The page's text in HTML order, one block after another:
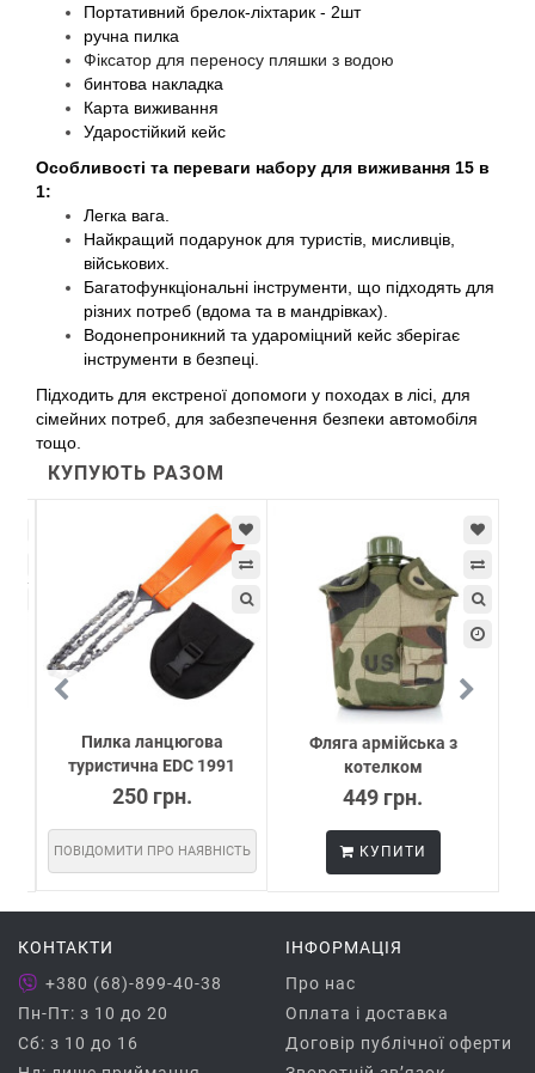
Портативний брелок-ліхтарик - 2шт
ручна пилка
Фіксатор для переносу пляшки з водою
бинтова накладка
Карта виживання
Ударостійкий кейс
Особливості та переваги набору для виживання 15 в
1:
Легка вага.
Найкращий подарунок для туристів, мисливців,
військових.
Багатофункціональні інструменти, що підходять для
різних потреб (вдома та в мандрівках).
Водонепроникний та удароміцний кейс зберігає
інструменти в безпеці.
Підходить для екстреної допомоги у походах в лісі, для
сімейних потреб, для забезпечення безпеки автомобіля
тощо.
КУПУЮТЬ РАЗОМ
Пилка ланцюгова
туристична EDC 1991
250 грн.
ПОВІДОМИТИ ПРО НАЯВНІСТЬ
Фляга армійська з
котелком
449 грн.
КУПИТИ
КОНТАКТИ
+380 (68)-899-40-38
Пн-Пт: з 10 до 20
Сб: з 10 до 16
ІНФОРМАЦІЯ
Про нас
Оплата і доставка
Договір публічної оферти